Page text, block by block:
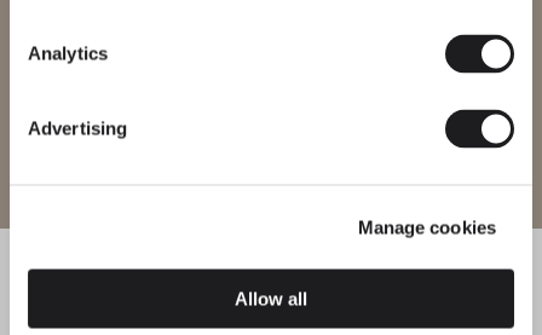
Analytics
Advertising
Manage cookies
Allow all